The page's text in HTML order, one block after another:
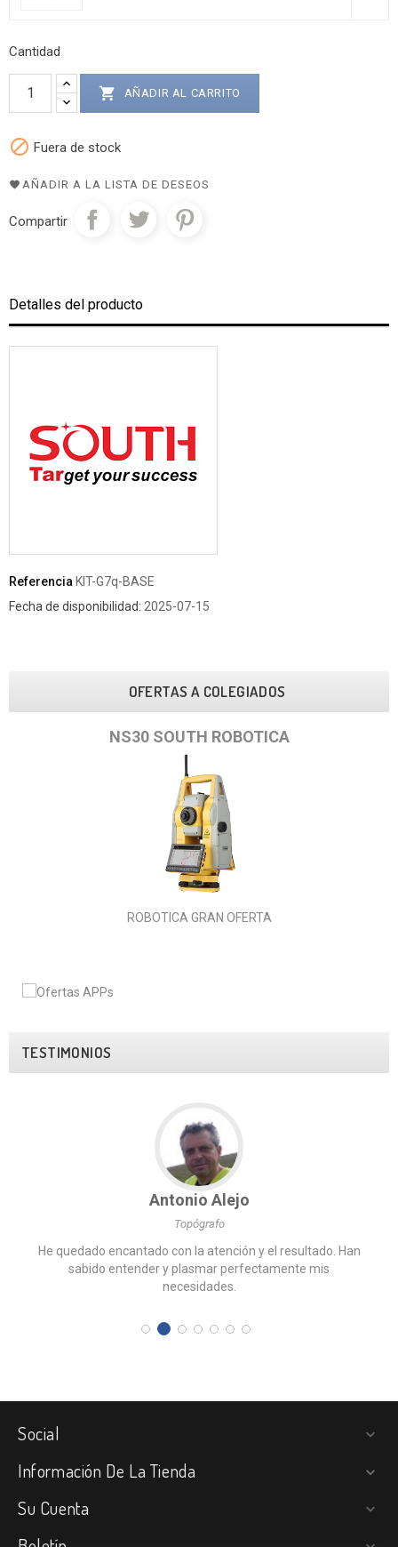
Cantidad
 AÑADIR AL CARRITO
 Fuera de stock
AÑADIR A LA LISTA DE DESEOS
Compartir
Detalles del producto
Referencia KIT-G7q-BASE
Fecha de disponibilidad: 2025-07-15
OFERTAS A COLEGIADOS
NS30 SOUTH ROBOTICA
ROBOTICA GRAN OFERTA
TESTIMONIOS
Antonio Alejo
Topógrafo
He quedado encantado con la atención y el resultado. Han
sabido entender y plasmar perfectamente mis
necesidades.
Social 
Información De La Tienda 
Su Cuenta 